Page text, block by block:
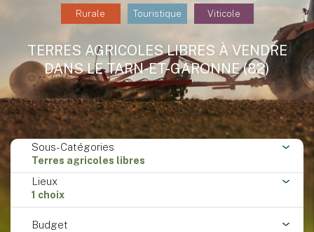
Rurale Touristique Viticole
TERRES AGRICOLES LIBRES À VENDRE
DANS LE TARN-ET-GARONNE (82)
Sous-Catégories
Terres agricoles libres
Lieux
1 choix
Budget